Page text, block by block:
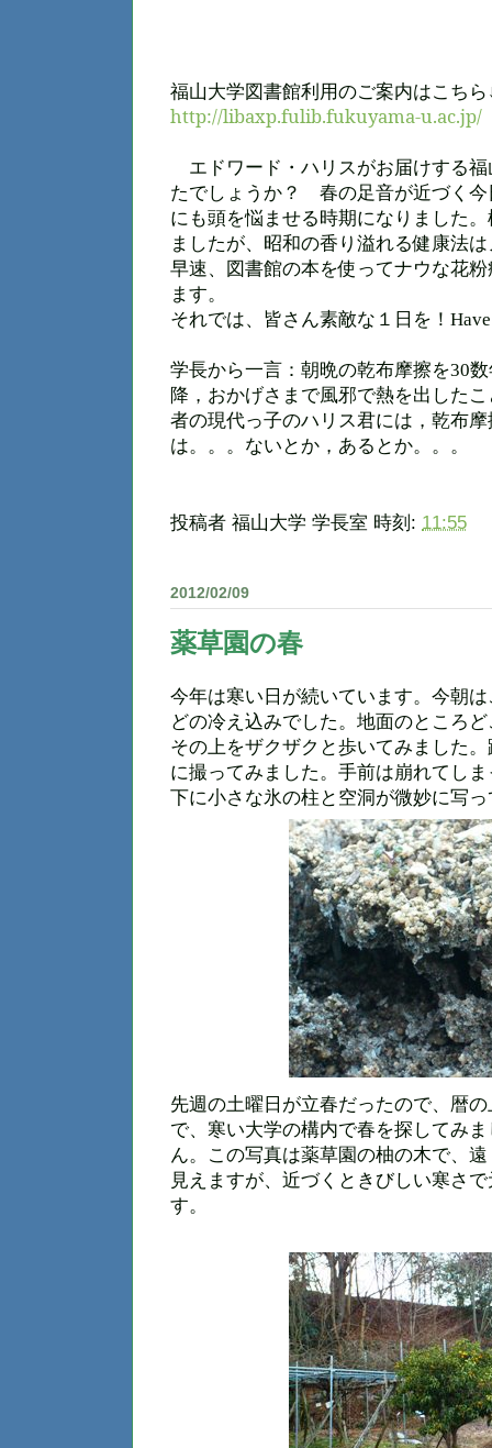
福山大学図書館利用のご案内はこちら
http://libaxp.fulib.fukuyama-u.ac.jp/
エドワード・ハリスがお届けする
たでしょうか？ 春の足音が近づく
にも頭を悩ませる時期になりました
ましたが、昭和の香り溢れる健康法
早速、図書館の本を使ってナウな花
ます。
それでは、皆さん素敵な１日を！
学長から一言：朝晩の乾布摩擦を30
降，おかげさまで風邪で熱を出した
者の現代っ子のハリス君には，乾布
は。。。ないとか，あるとか。。。
投稿者 福山大学 学長室 時刻: 11:55
2012/02/09
薬草園の春
今年は寒い日が続いています。今朝
どの冷え込みでした。地面のところ
その上をザクザクと歩いてみました
に撮ってみました。手前は崩れてし
下に小さな氷の柱と空洞が微妙に写
先週の土曜日が立春だったので、暦
で、寒い大学の構内で春を探してみ
ん。この写真は薬草園の柚の木で、
見えますが、近づくときびしい寒さ
す。